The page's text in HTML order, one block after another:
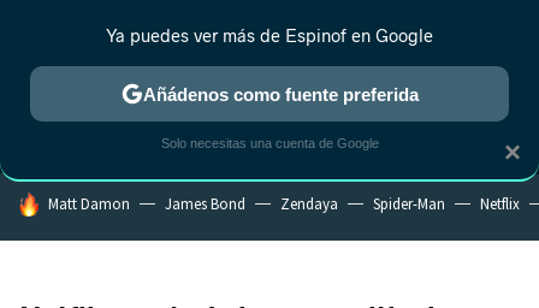
MENÚ NUEVO
ESTRENOS REALITY ANIME RANKINGS CINE
HOY SE HABLA DE
Matt Damon James Bond Zendaya Spider-Man Netflix
×
Ya puedes ver más de Espinof en Google
Añádenos como fuente preferida
Solo necesitas una cuenta de Google